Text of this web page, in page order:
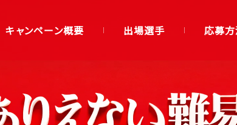
キャンペーン概要 出場選手 応募